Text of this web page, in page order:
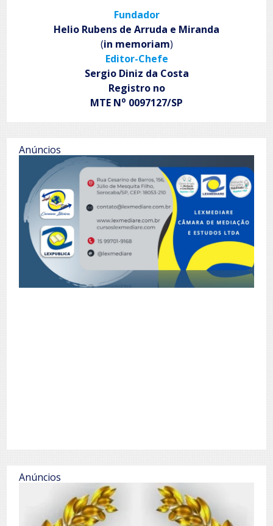
Fundador
Helio Rubens de Arruda e Miranda
(in memoriam)
Editor-Chefe
Sergio Diniz da Costa
Registro no
MTE No 0097127/SP
Anúncios
Anúncios